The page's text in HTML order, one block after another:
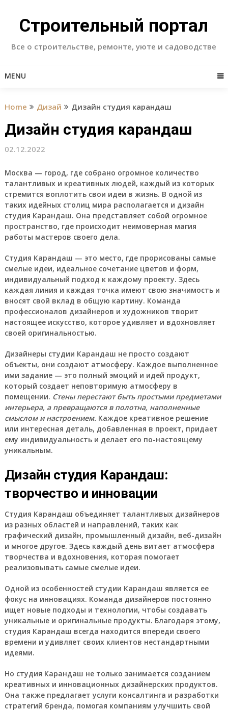
contentСтроительный портал
Все о строительстве, ремонте, уюте и садоводстве
MENU
Home Дизай Дизайн студия карандаш
Дизайн студия карандаш
02.12.2022
Москва — город, где собрано огромное количество
талантливых и креативных людей, каждый из которых
стремится воплотить свои идеи в жизнь. В одной из
таких идейных столиц мира располагается и дизайн
студия Карандаш. Она представляет собой огромное
пространство, где происходит неимоверная магия
работы мастеров своего дела.
Студия Карандаш — это место, где прорисованы самые
смелые идеи, идеальное сочетание цветов и форм,
индивидуальный подход к каждому проекту. Здесь
каждая линия и каждая точка имеют свою значимость и
вносят свой вклад в общую картину. Команда
профессионалов дизайнеров и художников творит
настоящее искусство, которое удивляет и вдохновляет
своей оригинальностью.
Дизайнеры студии Карандаш не просто создают
объекты, они создают атмосферу. Каждое выполненное
ими задание — это полный эмоций и идей продукт,
который создает неповторимую атмосферу в
помещении. Стены перестают быть простыми предметами
интерьера, а превращаются в полотна, наполненные
смыслом и настроением. Каждое креативное решение
или интересная деталь, добавленная в проект, придает
ему индивидуальность и делает его по-настоящему
уникальным.
Дизайн студия Карандаш:
творчество и инновации
Студия Карандаш объединяет талантливых дизайнеров
из разных областей и направлений, таких как
графический дизайн, промышленный дизайн, веб-дизайн
и многое другое. Здесь каждый день витает атмосфера
творчества и вдохновения, которая помогает
реализовывать самые смелые идеи.
Одной из особенностей студии Карандаш является ее
фокус на инновациях. Команда дизайнеров постоянно
ищет новые подходы и технологии, чтобы создавать
уникальные и оригинальные продукты. Благодаря этому,
студия Карандаш всегда находится впереди своего
времени и удивляет своих клиентов нестандартными
идеями.
Но студия Карандаш не только занимается созданием
креативных и инновационных дизайнерских продуктов.
Она также предлагает услуги консалтинга и разработки
стратегий бренда, помогая компаниям улучшить свой